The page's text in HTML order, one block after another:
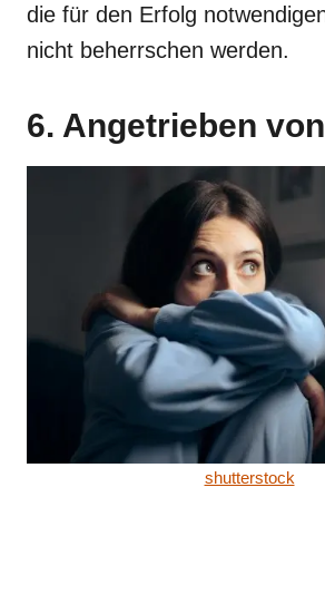
die für den Erfolg
nicht beherrschen werden.
6. Angetrieben
shutterstock